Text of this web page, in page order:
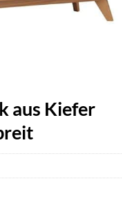
aus Kiefer